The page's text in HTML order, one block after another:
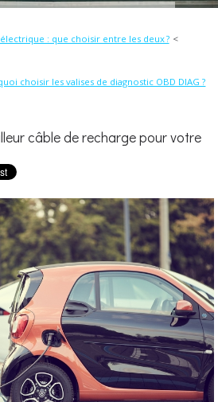
: que choisir entre les deux ?
choisir les valises de diagnostic OBD DIAG ?
câble de recharge pour votre